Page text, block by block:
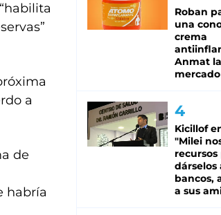
a
de
habría
Roban
una
crema
Anmat
mercado
Kicillof
"Milei
recursos
dárselos
bancos,
a sus